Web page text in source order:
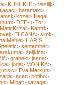
> KUKUKU1> Vasilij>
tjasac> haramaki>
> kozel> Illegal
> DEE-I> Tor
MaticKrizaj> Kantri>
> ELCANA> simi>
Mehle> HARIS
> september>
> željkica>
> grahek> jasna>
> joga> MONIKA>
> Eva Markun>
> acer> potiho>
> Mihat> savage>